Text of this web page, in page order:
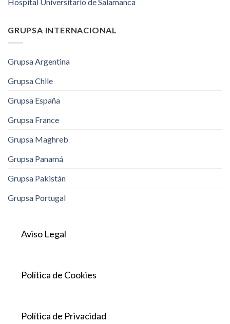
GRUPSA INTERNACIONAL
Grupsa Argentina
Grupsa Chile
Grupsa España
Grupsa France
Grupsa Maghreb
Grupsa Panamá
Grupsa Pakistán
Grupsa Portugal
Aviso Legal
Política de Cookies
Política de Privacidad